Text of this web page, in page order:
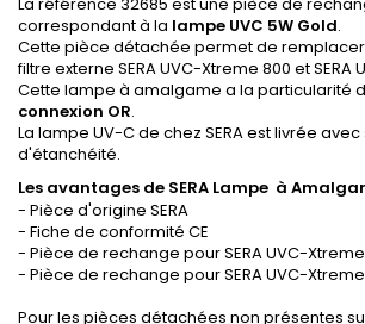
La référence 32685 est une pièce de
correspondant à la lampe UVC 5W Gold.
Cette pièce détachée permet de
filtre externe SERA UVC-Xtreme 800 et SERA
Cette lampe à amalgame a la particularité
connexion OR.
La lampe UV-C de chez SERA est livrée
d'étanchéité.
Les avantages de SERA Lampe à
- Pièce d'origine SERA
- Fiche de conformité CE
- Pièce de rechange pour SERA UVC-
- Pièce de rechange pour SERA UVC-Xtreme
Pour les pièces détachées non présentes